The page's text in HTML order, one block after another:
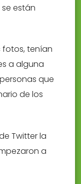
están
fotos, tenían
a alguna
que
de los
Twitter la
a